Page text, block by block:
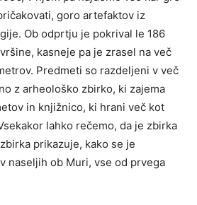
goro artefaktov iz
Ob odprtju je pokrival le 186
kasneje pa je zrasel na več
Predmeti so razdeljeni v več
z arheološko zbirko, ki zajema
in knjižnico, ki hrani več kot
lahko rečemo, da je zbirka
prikazuje, kako se je
naseljih ob Muri, vse od prvega